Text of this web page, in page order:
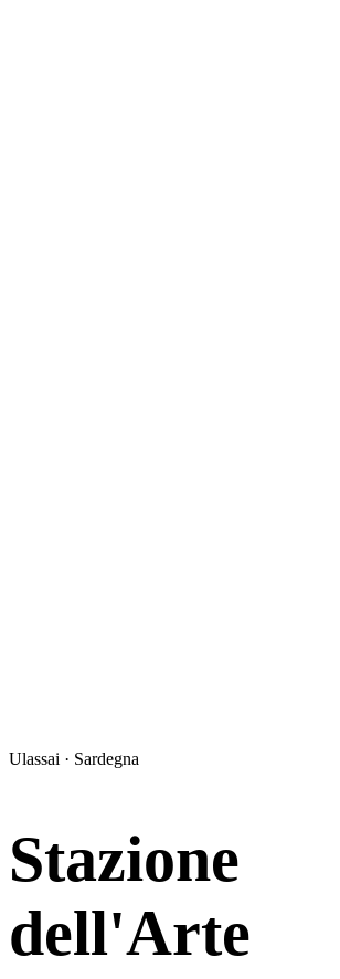
Ulassai · Sardegna
Stazione
dell'Arte